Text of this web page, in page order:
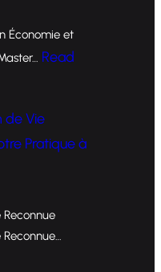
Économie et
Read
de Vie
Pratique à